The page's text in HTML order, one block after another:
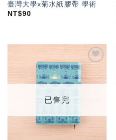
臺灣大學x菊水紙膠帶 學術
NT$90
加入
「願
望輕
已售完